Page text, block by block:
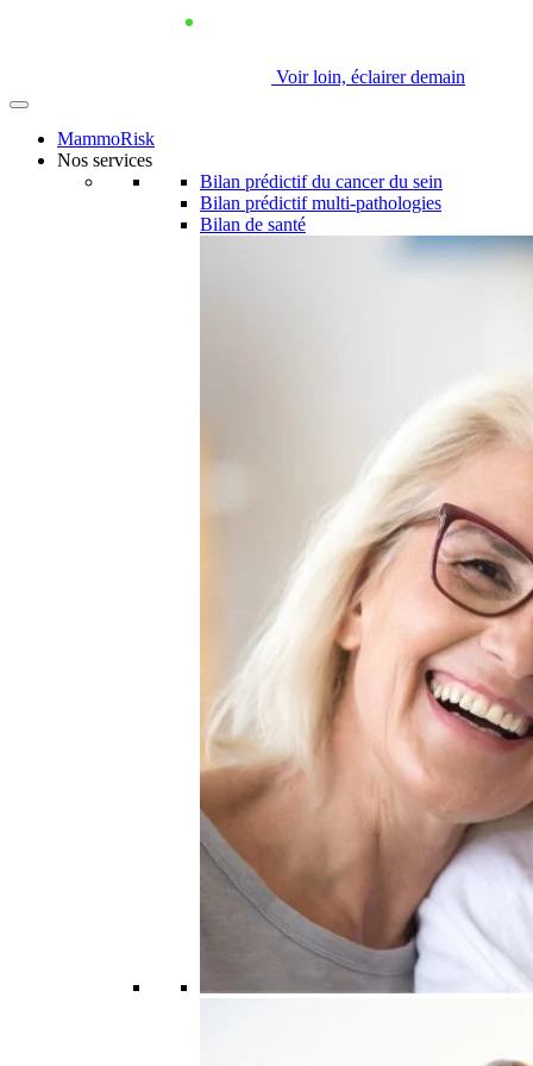
Voir loin, éclairer demain
MammoRisk
Nos services
Bilan prédictif du cancer du sein
Bilan prédictif multi-pathologies
Bilan de santé